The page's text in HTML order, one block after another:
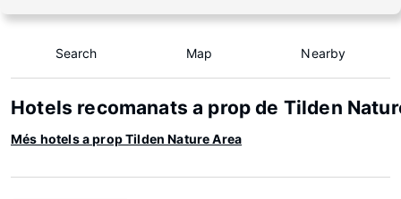
Search Map Nearby
Hotels recomanats a prop de Tilden
Més hotels a prop Tilden Nature Area